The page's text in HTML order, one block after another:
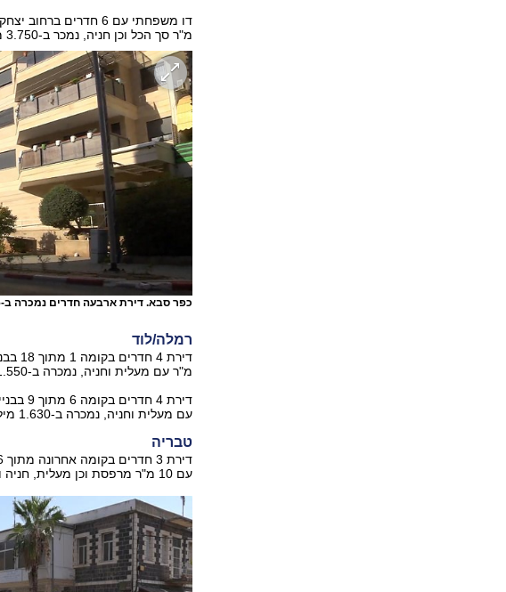
מ"ר סך הכל וכן חניה, נמכר ב-3.750 מיליון שקל.
כפר סבא. דירת ארבעה חדרים נמכרה ב-1.685 מיליון שקל
רמלה/לוד
מ"ר עם מעלית וחניה, נמכרה ב-1.550 מיליון שקל.
עם מעלית וחניה, נמכרה ב-1.630 מיליון שקל.
טבריה
עם 10 מ"ר מרפסת וכן מעלית, חניה ומחסן, נמכרה ב- 700 אלף שקל.